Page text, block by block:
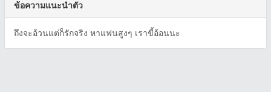
ข้อความแนะนำตัว
ถึงจะอ้วนแต่ก็รักจริง หาแฟนสูงๆ เราขี้อ้อนนะ